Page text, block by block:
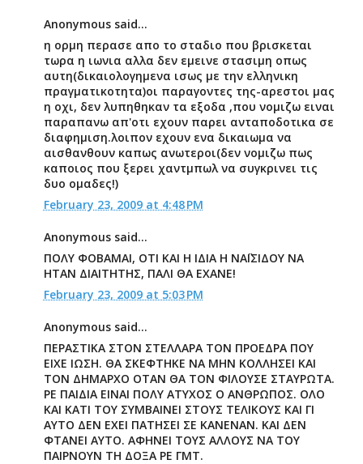
Anonymous said...
η ορμη περασε απο το σταδιο που βρισκεται
τωρα η ιωνια αλλα δεν εμεινε στασιμη οπως
αυτη(δικαιολογημενα ισως με την ελληνικη
πραγματικοτητα)οι παραγοντες της-αρεστοι μας
η οχι, δεν λυπηθηκαν τα εξοδα ,που νομιζω ειναι
παραπανω απ'οτι εχουν παρει ανταποδοτικα σε
διαφημιση.λοιπον εχουν ενα δικαιωμα να
αισθανθουν καπως ανωτεροι(δεν νομιζω πως
καποιος που ξερει χαντμπωλ να συγκρινει τις
δυο ομαδες!)
February 23, 2009 at 4:48 PM
Anonymous said...
ΠΟΛΥ ΦΟΒΑΜΑΙ, ΟΤΙ ΚΑΙ Η ΙΔΙΑ Η ΝΑΪΣΙΔΟΥ ΝΑ
ΗΤΑΝ ΔΙΑΙΤΗΤΗΣ, ΠΑΛΙ ΘΑ ΕΧΑΝΕ!
February 23, 2009 at 5:03 PM
Anonymous said...
ΠΕΡΑΣΤΙΚΑ ΣΤΟΝ ΣΤΕΛΛΑΡΑ ΤΟΝ ΠΡΟΕΔΡΑ ΠΟΥ
ΕΙΧΕ ΙΩΣΗ. ΘΑ ΣΚΕΦΤΗΚΕ ΝΑ ΜΗΝ ΚΟΛΛΗΣΕΙ ΚΑΙ
ΤΟΝ ΔΗΜΑΡΧΟ ΟΤΑΝ ΘΑ ΤΟΝ ΦΙΛΟΥΣΕ ΣΤΑΥΡΩΤΑ.
ΡΕ ΠΑΙΔΙΑ ΕΙΝΑΙ ΠΟΛΥ ΑΤΥΧΟΣ Ο ΑΝΘΡΩΠΟΣ. ΟΛΟ
ΚΑΙ ΚΑΤΙ ΤΟΥ ΣΥΜΒΑΙΝΕΙ ΣΤΟΥΣ ΤΕΛΙΚΟΥΣ ΚΑΙ ΓΙ
ΑΥΤΟ ΔΕΝ ΕΧΕΙ ΠΑΤΗΣΕΙ ΣΕ ΚΑΝΕΝΑΝ. ΚΑΙ ΔΕΝ
ΦΤΑΝΕΙ ΑΥΤΟ. ΑΦΗΝΕΙ ΤΟΥΣ ΑΛΛΟΥΣ ΝΑ ΤΟΥ
ΠΑΙΡΝΟΥΝ ΤΗ ΔΟΞΑ ΡΕ ΓΜΤ.